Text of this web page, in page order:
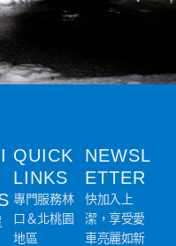
QUICK
LINKS
專門服務林
口＆北桃園
地區
NEWSL
ETTER
快加入上
潔，享受愛
車亮麗如新